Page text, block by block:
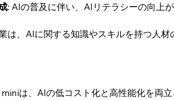
: AIの普及に伴い、AIリテラシーの向上
は、AIに関する知識やスキルを持つ人
は、AIの低コスト化と高性能化を両立